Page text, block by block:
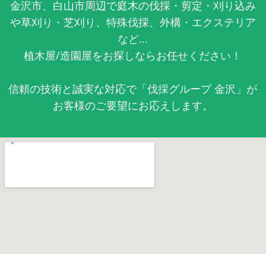
金沢市、白山市周辺で庭木の伐採・剪定・刈り込み
や草刈り・芝刈り、特殊伐採、外構・エクステリア
など...
植木屋/造園屋をお探しならお任せください！
信頼の技術と誠実な対応で「伐採グループ 金沢」が
お客様のご要望にお応えします。